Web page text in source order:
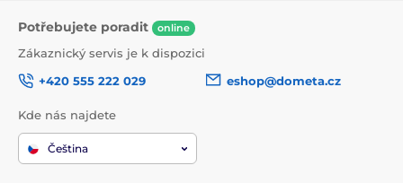
Potřebujete poradit online
Zákaznický servis je k dispozici
+420 555 222 029
eshop@dometa.cz
Kde nás najdete
Čeština